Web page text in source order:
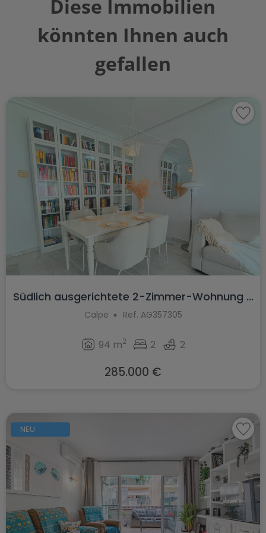
Diese Immobilien
könnten Ihnen auch
gefallen
Südlich ausgerichtete 2-Zimmer-Wohnung ...
Calpe Ref. AG357305
94 m2 2 2
285.000 €
NEU